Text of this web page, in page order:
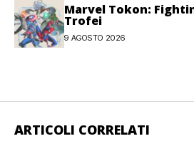
Marvel Tokon:
Trofei
9 AGOSTO 2026
ARTICOLI CORRELATI